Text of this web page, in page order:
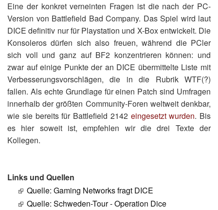
Eine der konkret verneinten Fragen ist die nach der PC-
Version von Battlefield Bad Company. Das Spiel wird laut
DICE definitiv nur für Playstation und X-Box entwickelt. Die
Konsoleros dürfen sich also freuen, während die PCler
sich voll und ganz auf BF2 konzentrieren können: und
zwar auf einige Punkte der an DICE übermittelte Liste mit
Verbesserungsvorschlägen, die in die Rubrik WTF(?)
fallen. Als echte Grundlage für einen Patch sind Umfragen
innerhalb der größten Community-Foren weltweit denkbar,
wie sie bereits für Battlefield 2142 eingesetzt wurden. Bis
es hier soweit ist, empfehlen wir die drei Texte der
Kollegen.
Links und Quellen
Quelle: Gaming Networks fragt DICE
Quelle: Schweden-Tour - Operation Dice